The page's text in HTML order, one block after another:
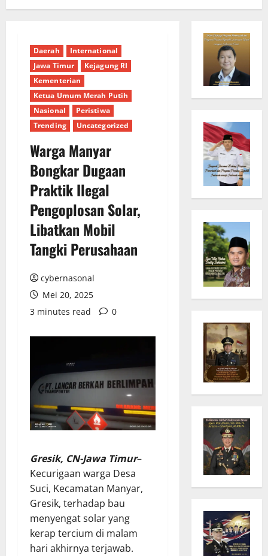
Daerah
International
Jawa Timur
Kejagung RI
Kementerian
Ketua Umum Merah Putih
Nasional
Peristiwa
Trending
Uncategorized
Warga Manyar
Bongkar Dugaan
Praktik Ilegal
Pengoplosan Solar,
Libatkan Mobil
Tangki Perusahaan
cybernasonal
Mei 20, 2025
3 minutes read
0
Gresik, CN-Jawa Timur–
Kecurigaan warga Desa
Suci, Kecamatan Manyar,
Gresik, terhadap bau
menyengat solar yang
kerap tercium di malam
hari akhirnya terjawab.